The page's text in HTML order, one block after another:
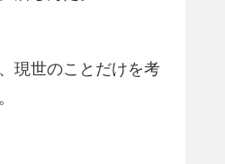
現世のことだけを考